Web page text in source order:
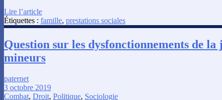
Lire l’article
Étiquettes : famille, prestations sociales
Question sur les dysfonctionnements de la
mineurs
paternet
3 octobre 2019
Combat, Droit, Politique, Sociologie